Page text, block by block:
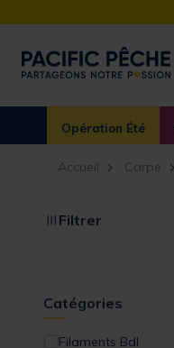
Opération Été
Accueil Carpe
Filtrer
Catégories
Filaments Bdl